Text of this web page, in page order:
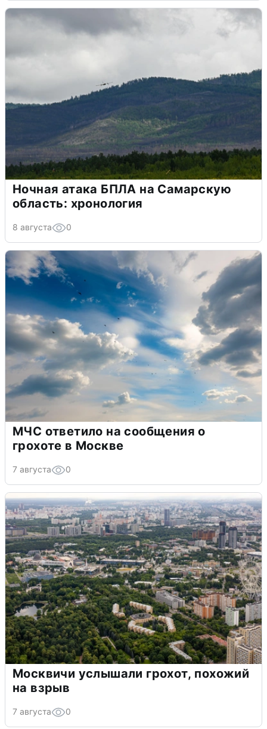
Ночная атака БПЛА на Самарскую
область: хронология
8 августа 0
МЧС ответило на сообщения о
грохоте в Москве
7 августа 0
Москвичи услышали грохот, похожий
на взрыв
7 августа 0